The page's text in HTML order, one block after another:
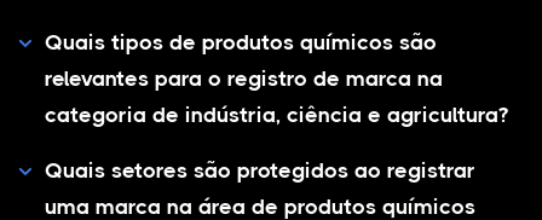
Quais tipos de produtos químicos são
relevantes para o registro de marca na
categoria de indústria, ciência e agricultura?
Quais setores são protegidos ao registrar
uma marca na área de produtos químicos